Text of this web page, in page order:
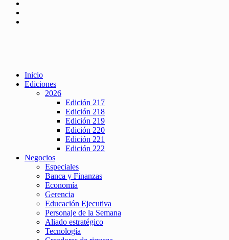
Inicio
Ediciones
2026
Edición 217
Edición 218
Edición 219
Edición 220
Edición 221
Edición 222
Negocios
Especiales
Banca y Finanzas
Economía
Gerencia
Educación Ejecutiva
Personaje de la Semana
Aliado estratégico
Tecnología